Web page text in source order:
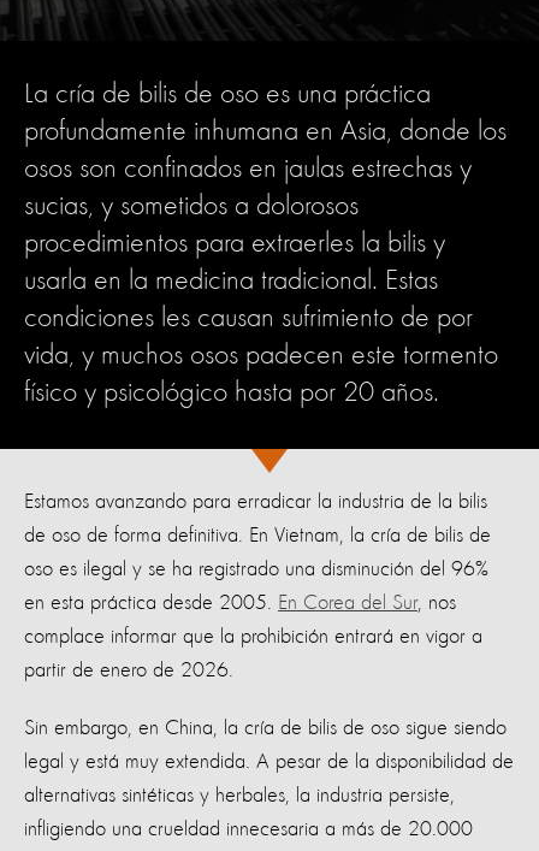
La cría de bilis de oso es una práctica
profundamente inhumana en Asia, donde los
osos son confinados en jaulas estrechas y
sucias, y sometidos a dolorosos
procedimientos para extraerles la bilis y
usarla en la medicina tradicional. Estas
condiciones les causan sufrimiento de por
vida, y muchos osos padecen este tormento
físico y psicológico hasta por 20 años.
Estamos avanzando para erradicar la industria de la bilis
de oso de forma definitiva. En Vietnam, la cría de bilis de
oso es ilegal y se ha registrado una disminución del 96%
en esta práctica desde 2005. En Corea del Sur, nos
complace informar que la prohibición entrará en vigor a
partir de enero de 2026.
Sin embargo, en China, la cría de bilis de oso sigue siendo
legal y está muy extendida. A pesar de la disponibilidad de
alternativas sintéticas y herbales, la industria persiste,
infligiendo una crueldad innecesaria a más de 20.000